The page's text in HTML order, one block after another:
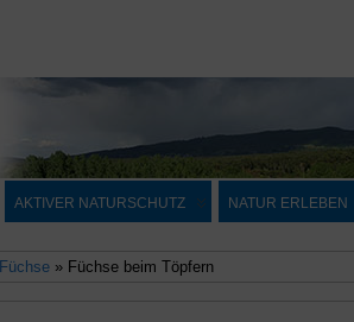
AKTIVER NATURSCHUTZ NATUR ERLEBEN
Füchse» Füchse beim Töpfern